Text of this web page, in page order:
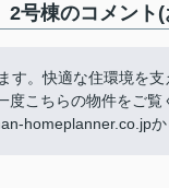
棟のコメント(
す。快適な住環境を
こちらの物件をご
homeplanner.co.jpか